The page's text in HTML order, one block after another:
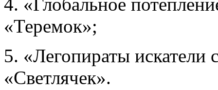
4. «Глобальное
«Теремок»;
5. «Легопираты
«Светлячек».